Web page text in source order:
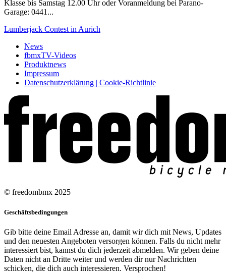
Klasse bis Samstag 12.00 Uhr oder Voranmeldung bei Parano-
Garage: 0441...
Lumberjack Contest in Aurich
News
fbmxTV-Videos
Produktnews
Impressum
Datenschutzerklärung | Cookie-Richtlinie
© freedombmx 2025
Geschäftsbedingungen
Gib bitte deine Email Adresse an, damit wir dich mit News, Updates
und den neuesten Angeboten versorgen können. Falls du nicht mehr
interessiert bist, kannst du dich jederzeit abmelden. Wir geben deine
Daten nicht an Dritte weiter und werden dir nur Nachrichten
schicken, die dich auch interessieren. Versprochen!